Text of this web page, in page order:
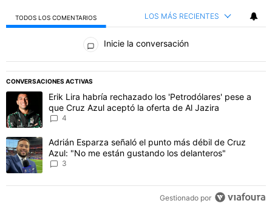
TODOS LOS COMENTARIOS LOS MÁS RECIENTES
Todos los comentarios
Inicie la conversación
CONVERSACIONES ACTIVAS
Este listado muestra los artículos con más comentarios en los
Un artículo de tendencia con el título "Erik Lira habría rechazado
Erik Lira habría rechazado los 'Petrodólares' pese a
que Cruz Azul aceptó la oferta de Al Jazira
Un artículo de tendencia con el título "Adrián Esparza señaló el
Adrián Esparza señaló el punto más débil de Cruz